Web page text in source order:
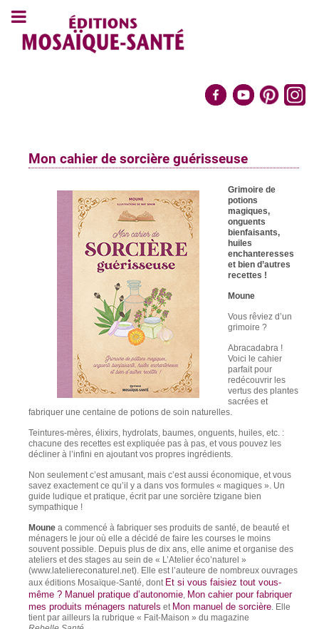
Mon cahier de sorcière guérisseuse
Grimoire de
potions
magiques,
onguents
bienfaisants,
huiles
enchanteresses
et bien d’autres
recettes !
Moune
Vous rêviez d’un
grimoire ?
Abracadabra !
Voici le cahier
parfait pour
redécouvrir les
vertus des plantes
sacrées et
fabriquer une centaine de potions de soin naturelles.
Teintures-mères, élixirs, hydrolats, baumes, onguents, huiles, etc. :
chacune des recettes est expliquée pas à pas, et vous pouvez les
décliner à l’infini en ajoutant vos propres ingrédients.
Non seulement c’est amusant, mais c’est aussi économique, et vous
savez exactement ce qu’il y a dans vos formules « magiques ». Un
guide ludique et pratique, écrit par une sorcière tzigane bien
sympathique !
Moune a commencé à fabriquer ses produits de santé, de beauté et
ménagers le jour où elle a décidé de faire les courses le moins
souvent possible. Depuis plus de dix ans, elle anime et organise des
ateliers et des stages au sein de « L’Atelier éco’naturel »
(www.lateliereconaturel.net). Elle est l’auteure de nombreux ouvrages
aux éditions Mosaïque-Santé, dont Et si vous faisiez tout vous-
même ? Manuel pratique d’autonomie, Mon cahier pour fabriquer
mes produits ménagers naturels et Mon manuel de sorcière. Elle
tient par ailleurs la rubrique « Fait-Maison » du magazine